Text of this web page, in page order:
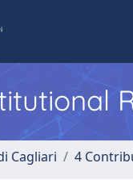
Cagliari 4